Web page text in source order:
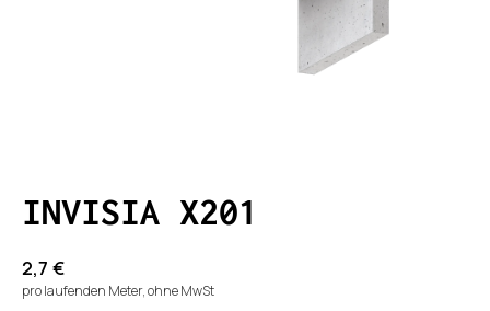
INVISIA X201
2,7 €
pro laufenden Meter, ohne MwSt